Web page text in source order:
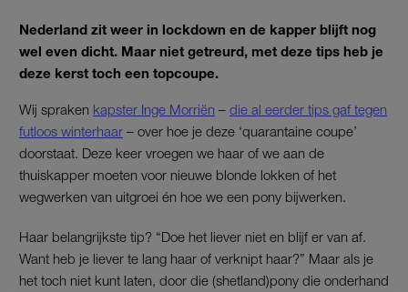
Nederland zit weer in lockdown en de kapper blijft nog
wel even dicht. Maar niet getreurd, met deze tips heb je
deze kerst toch een topcoupe.
Wij spraken kapster Inge Morriën – die al eerder tips gaf tegen
futloos winterhaar – over hoe je deze ‘quarantaine coupe’
doorstaat. Deze keer vroegen we haar of we aan de
thuiskapper moeten voor nieuwe blonde lokken of het
wegwerken van uitgroei én hoe we een pony bijwerken.
Haar belangrijkste tip? “Doe het liever niet en blijf er van af.
Want heb je liever te lang haar of verknipt haar?” Maar als je
het toch niet kunt laten, door die (shetland)pony die onderhand